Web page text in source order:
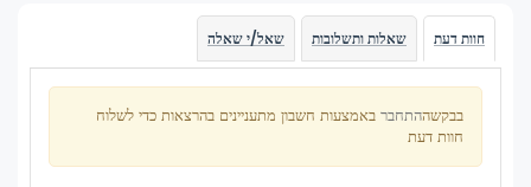
חוות דעת שאלות ותשלובות שאל/י שאלה
בבקשההתחבר באמצעות חשבון מתעניינים בהרצאות כדי לשלוח
חוות דעת